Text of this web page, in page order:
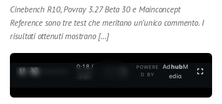
Cinebench R10, Povray 3.27 Beta 30 e Mainconcept
Reference sono tre test che meritano un’unico commento. I
risultati ottenuti mostrano […]
0:18 /
3:37
POWERE
D BY
AdhubM
edia